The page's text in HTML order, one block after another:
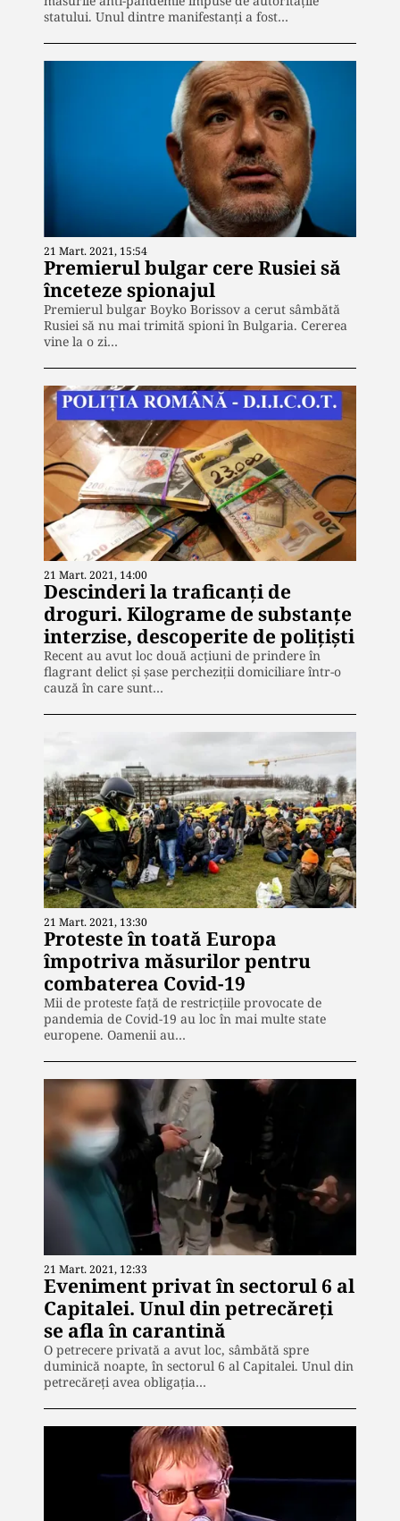
statului. Unul dintre manifestanți a fost…
21 Mart. 2021, 15:54
Premierul bulgar cere Rusiei să
înceteze spionajul
Premierul bulgar Boyko Borissov a cerut sâmbătă
Rusiei să nu mai trimită spioni în Bulgaria. Cererea
vine la o zi…
21 Mart. 2021, 14:00
Descinderi la traficanți de
droguri. Kilograme de substanțe
interzise, descoperite de polițiști
Recent au avut loc două acțiuni de prindere în
flagrant delict și șase percheziții domiciliare într-o
cauză în care sunt…
21 Mart. 2021, 13:30
Proteste în toată Europa
împotriva măsurilor pentru
combaterea Covid-19
Mii de proteste față de restricțiile provocate de
pandemia de Covid-19 au loc în mai multe state
europene. Oamenii au…
21 Mart. 2021, 12:33
Eveniment privat în sectorul 6 al
Capitalei. Unul din petrecăreți
se afla în carantină
O petrecere privată a avut loc, sâmbătă spre
duminică noapte, în sectorul 6 al Capitalei. Unul din
petrecăreți avea obligația…